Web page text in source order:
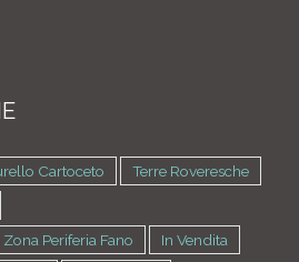
Cartoceto
Terre Roveresche
Periferia Fano
In Vendita